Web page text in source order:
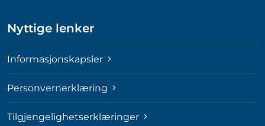
Nyttige lenker
Informasjonskapsler
Personvernerklæring
Tilgjengelighetserklæringer